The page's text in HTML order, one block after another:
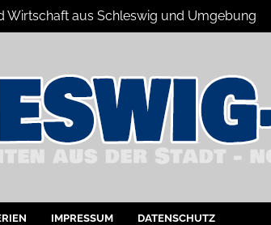
Wirtschaft aus Schleswig und Umgebung
und Umgebung
IMPRESSUM DATENSCHUTZ